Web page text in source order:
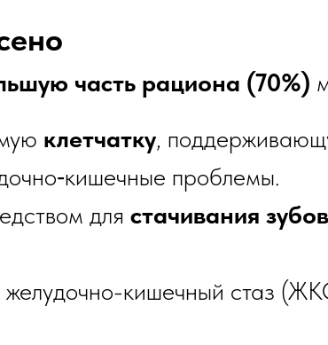
часть рациона (70%)
клетчатку,
проблемы.
для стачивания зубов
желудочно-кишечный стаз